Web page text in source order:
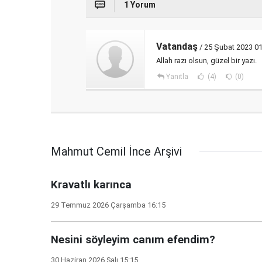
1 Yorum
Vatandaş / 25 Şubat 2023
Allah razı olsun, güzel bir yazı.
Yanıtla (4) (0)
Mahmut Cemil İnce Arşivi
Kravatlı karınca
29 Temmuz 2026 Çarşamba 16:15
Nesini söyleyim canım efendim?
30 Haziran 2026 Salı 15:15